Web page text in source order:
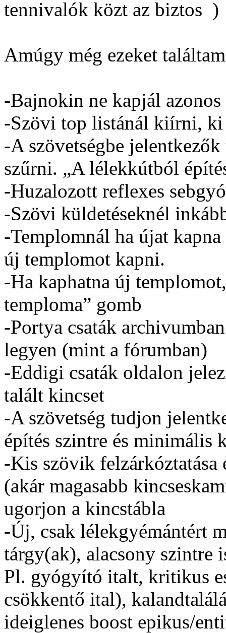
tennivalók közt az biztos )
Amúgy még ezeket
-Bajnokin ne kapjál
-Szövi top listánál kiírni, ki
-A szövetségbe
szűrni. „A lélekkútból
-Huzalozott reflexes
-Szövi küldetéseknél
-Templomnál ha újat
új templomot kapni.
-Ha kaphatna új
temploma” gomb
-Portya csaták
legyen (mint a fórumban)
-Eddigi csaták oldalon
talált kincset
-A szövetség tudjon
építés szintre és minimális
-Kis szövik
(akár magasabb
ugorjon a kincstábla
-Új, csak lélekgyémántért
tárgy(ak), alacsony szintre
Pl. gyógyító italt, kritikus
csökkentő ital),
ideiglenes boost epikus/